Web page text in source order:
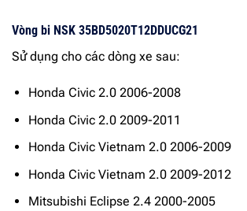
Vòng bi NSK 35BD5020T12DDUCG21
Sử dụng cho các dòng xe sau:
Honda Civic 2.0 2006-2008
Honda Civic 2.0 2009-2011
Honda Civic Vietnam 2.0 2006-2009
Honda Civic Vietnam 2.0 2009-2012
Mitsubishi Eclipse 2.4 2000-2005